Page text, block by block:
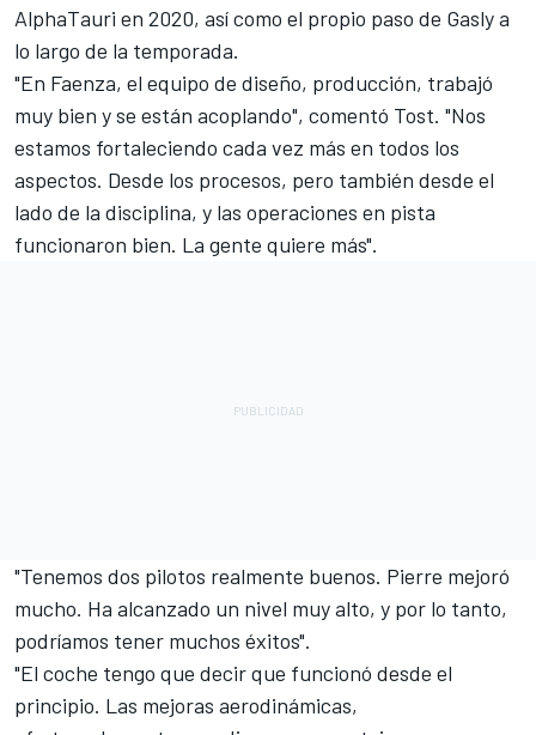
AlphaTauri en 2020, así como el propio paso de Gasly a
lo largo de la temporada.
"En Faenza, el equipo de diseño, producción, trabajó
muy bien y se están acoplando", comentó Tost. "Nos
estamos fortaleciendo cada vez más en todos los
aspectos. Desde los procesos, pero también desde el
lado de la disciplina, y las operaciones en pista
funcionaron bien. La gente quiere más".
"Tenemos dos pilotos realmente buenos. Pierre mejoró
mucho. Ha alcanzado un nivel muy alto, y por lo tanto,
podríamos tener muchos éxitos".
"El coche tengo que decir que funcionó desde el
principio. Las mejoras aerodinámicas,